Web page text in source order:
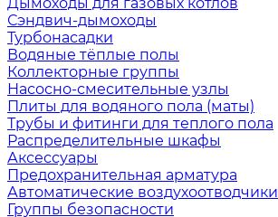
Сэндвич-дымоходы
Турбонасадки
Водяные тёплые полы
Коллекторные группы
Насосно-смесительные узлы
Плиты для водяного пола (маты)
Трубы и фитинги для теплого пола
Распределительные шкафы
Аксессуары
Предохранительная арматура
Автоматические воздухоотводчики
Группы безопасности